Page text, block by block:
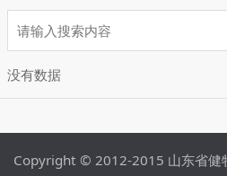
没有数据
Copyright © 2012-2015 山东省健